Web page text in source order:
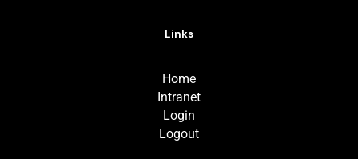
Links
Home
Intranet
Login
Logout